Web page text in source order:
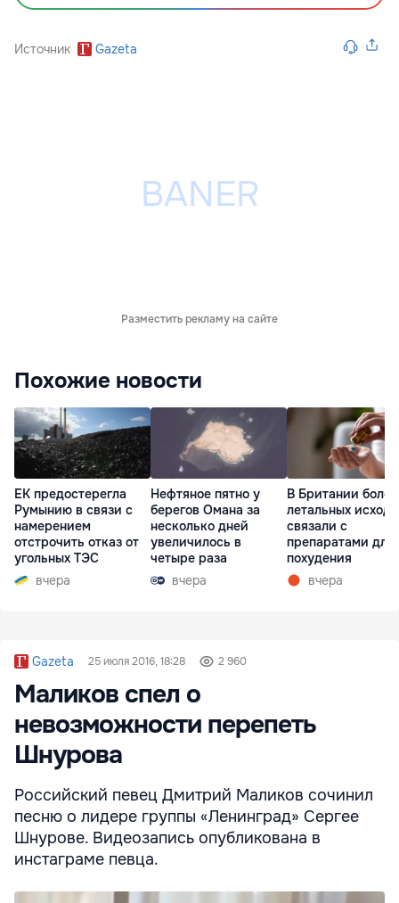
Источник Gazeta
Разместить рекламу на сайте
Похожие новости
ЕК предостерегла
Румынию в связи с
намерением
отстрочить отказ от
угольных ТЭС
вчера
Нефтяное пятно у
берегов Омана за
несколько дней
увеличилось в
четыре раза
вчера
В Британии
летальных
связали с
препаратами для
похудения
вчера
Gazeta 25 июля 2016, 18:28 2 960
Маликов спел о
невозможности перепеть
Шнурова
Российский певец Дмитрий Маликов сочинил
песню о лидере группы «Ленинград» Сергее
Шнурове. Видеозапись опубликована в
инстаграме певца.